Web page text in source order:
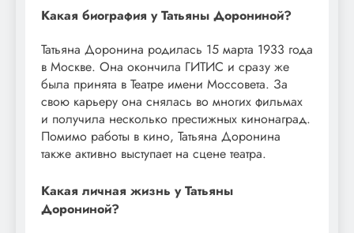
Какая биография у Татьяны Дорониной?
Татьяна Доронина родилась 15 марта 1933 года
в Москве. Она окончила ГИТИС и сразу же
была принята в Театре имени Моссовета. За
свою карьеру она снялась во многих фильмах
и получила несколько престижных кинонаград.
Помимо работы в кино, Татьяна Доронина
также активно выступает на сцене театра.
Какая личная жизнь у Татьяны
Дорониной?